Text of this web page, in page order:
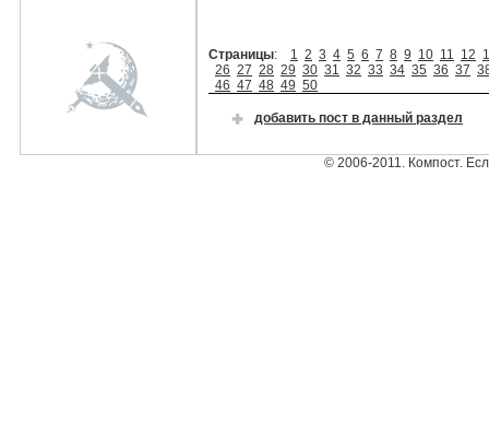
Страницы: 1 2 3 4 5 6 7 8 9 10 11 12
26 27 28 29 30 31 32 33 34 35 36 37
46 47 48 49 50
добавить пост в данный раздел
© 2006-2011. Компост.